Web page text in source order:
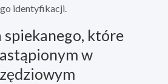
identyfikacji.
spiekanego, które
w